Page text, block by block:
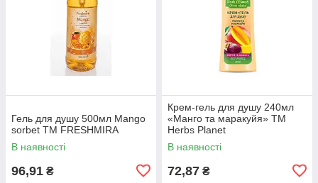
Гель для душу 500мл Mango
sorbet ТМ FRESHMIRA
В наявності
96,91 ₴
Крем-гель для душу 240мл
«Манго та маракуйя» ТМ
Herbs Planet
В наявності
72,87 ₴